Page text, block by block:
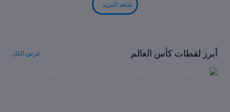
شاهد المزيد
أبرز لقطات كأس العالم عرض الكل